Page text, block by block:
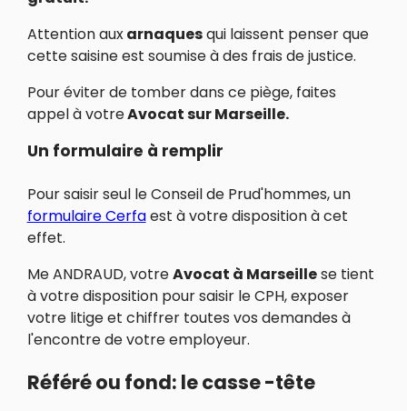
Attention auxarnaquesqui laissent penser que
cette saisine est soumise à des frais de justice.
Pour éviter de tomber dans ce piège, faites
appel à votreAvocat sur Marseille.
Un formulaire à remplir
Pour saisir seul le Conseil de Prud'hommes, un
formulaire Cerfaest à votre disposition à cet
effet.
Me ANDRAUD, votreAvocat à Marseillese tient
à votre disposition pour saisir le CPH, exposer
votre litige et chiffrer toutes vos demandes à
l'encontre de votre employeur.
Référé ou fond: le casse -tête